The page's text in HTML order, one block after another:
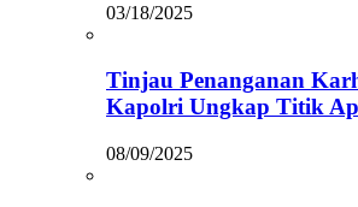
03/18/2025
Tinjau Penanganan
Kapolri Ungkap Titik
08/09/2025